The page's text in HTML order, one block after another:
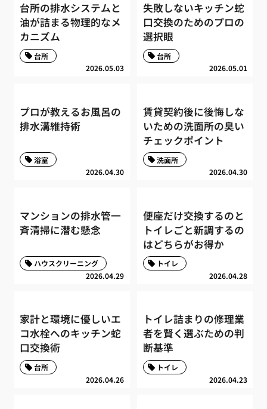
台所の排水システムと
油が詰まる物理的なメ
カニズム
2026.05.03
台所
失敗しないキッチン蛇
口交換のためのプロの
選択眼
2026.05.01
台所
プロが教えるお風呂の
排水溝維持術
2026.04.30
浴室
賃貸契約後に後悔しな
いための洗面所の臭い
チェックポイント
2026.04.30
洗面所
マンションの排水管一
斉清掃に潜む懸念
2026.04.29
ハウスクリーニング
便座だけ交換するのと
トイレごと新調するの
はどちらがお得か
2026.04.28
トイレ
家計と環境に優しいエ
コ水栓へのキッチン蛇
口交換術
2026.04.26
台所
トイレ詰まりの修理業
者を賢く選ぶための判
断基準
2026.04.23
トイレ